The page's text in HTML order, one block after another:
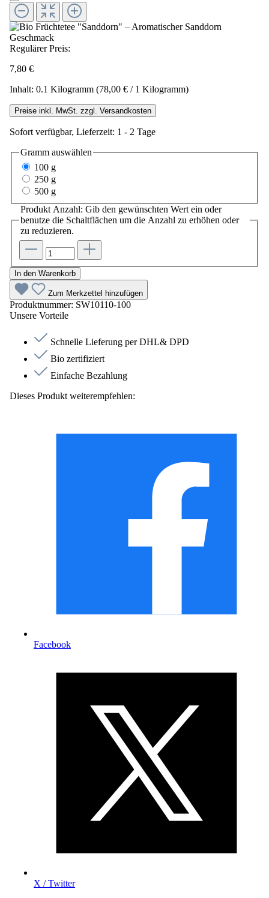
Regulärer Preis:
7,80 €
Inhalt: 0.1 Kilogramm (78,00 € / 1 Kilogramm)
Preise inkl. MwSt. zzgl. Versandkosten
Sofort verfügbar, Lieferzeit: 1 - 2 Tage
Gramm auswählen
100 g
250 g
500 g
Produkt Anzahl: Gib den gewünschten Wert ein oder
benutze die Schaltflächen um die Anzahl zu erhöhen oder
zu reduzieren.
In den Warenkorb
Zum Merkzettel hinzufügen
Produktnummer: SW10110-100
Unsere Vorteile
Schnelle Lieferung per DHL& DPD
Bio zertifiziert
Einfache Bezahlung
Dieses Produkt weiterempfehlen:
Facebook
X / Twitter